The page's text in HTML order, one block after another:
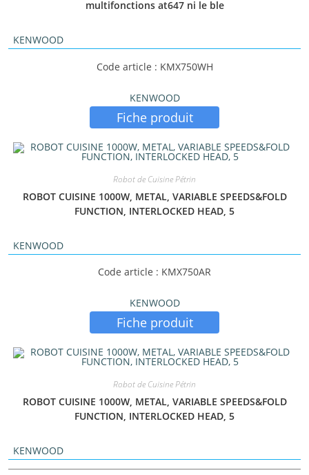
multifonctions at647 ni le ble
KENWOOD
Code article : KMX750WH
KENWOOD
Fiche produit
Robot de Cuisine Pétrin
ROBOT CUISINE 1000W, METAL, VARIABLE SPEEDS&FOLD
FUNCTION, INTERLOCKED HEAD, 5
KENWOOD
Code article : KMX750AR
KENWOOD
Fiche produit
Robot de Cuisine Pétrin
ROBOT CUISINE 1000W, METAL, VARIABLE SPEEDS&FOLD
FUNCTION, INTERLOCKED HEAD, 5
KENWOOD